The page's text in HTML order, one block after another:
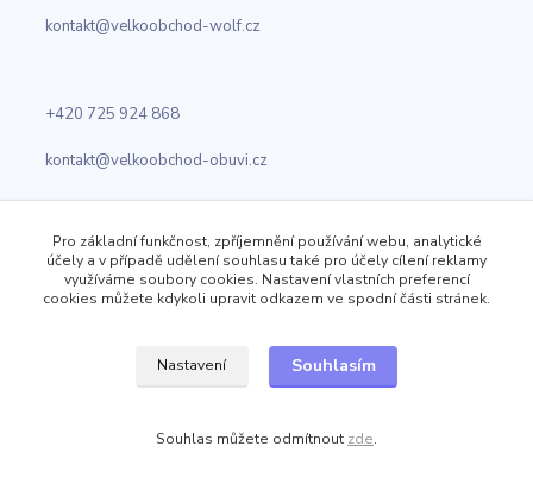
kontakt@velkoobchod-wolf.cz
+420 725 924 868
kontakt@velkoobchod-obuvi.cz
Velkoobchod Wolf
Jizerská 919
Kosmonosy
Sledujte nás
Facebook
Pro základní funkčnost, zpříjemnění používání webu, analytické
účely a v případě udělení souhlasu také pro účely cílení reklamy
využíváme soubory cookies. Nastavení vlastních preferencí
cookies můžete kdykoli upravit odkazem ve spodní části stránek.
Nastavení Souhlasím
Souhlas můžete odmítnout zde.